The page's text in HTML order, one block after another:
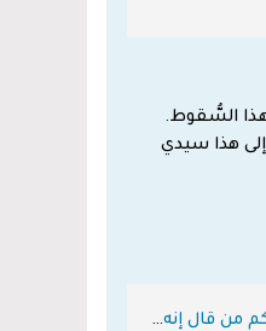
السُّقوط.
هذا سيدي
إسلام ويب - مجموع فتاوى ابن تيمية - المنطق - كتاب المنطق - مختصر كتاب نقض المنطق - مسألة حد المنطق وحكم من قال إنه فرض كفاية - ما دخل على الناس بسبب المنطق من الخطأ والضلال يتبين من وجوه - الوجه الثالث عشر الحد إذا كان له جزءان فلا بد لجزأيه من تصور- الجزء رقم9